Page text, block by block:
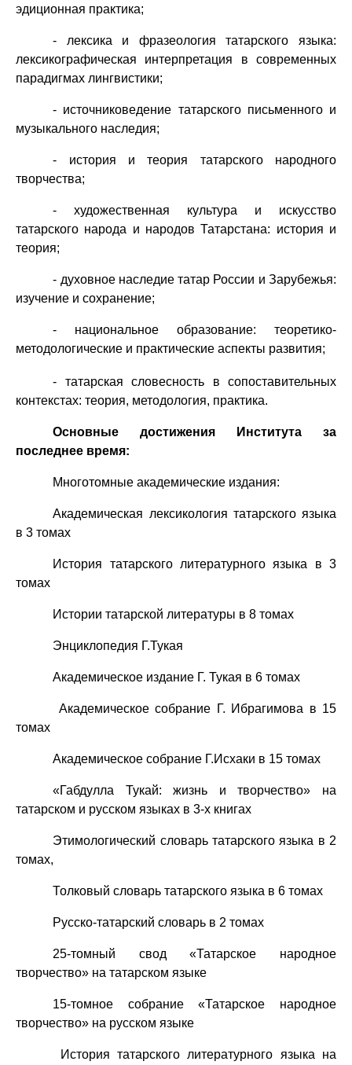
эдиционная практика;
- лексика и фразеология татарского языка:
лексикографическая интерпретация в современных
парадигмах лингвистики;
- источниковедение татарского письменного и
музыкального наследия;
- история и теория татарского народного
творчества;
- художественная культура и искусство
татарского народа и народов Татарстана: история и
теория;
- духовное наследие татар России и Зарубежья:
изучение и сохранение;
- национальное образование: теоретико-
методологические и практические аспекты развития;
- татарская словесность в сопоставительных
контекстах: теория, методология, практика.
Основные достижения Института за
последнее время:
Многотомные академические издания:
Академическая лексикология татарского языка
в 3 томах
История татарского литературного языка в 3
томах
Истории татарской литературы в 8 томах
Энциклопедия Г.Тукая
Академическое издание Г. Тукая в 6 томах
Академическое собрание Г. Ибрагимова в 15
томах
Академическое собрание Г.Исхаки в 15 томах
«Габдулла Тукай: жизнь и творчество» на
татарском и русском языках в 3-х книгах
Этимологический словарь татарского языка в 2
томах,
Толковый словарь татарского языка в 6 томах
Русско-татарский словарь в 2 томах
25-томный свод «Татарское народное
творчество» на татарском языке
15-томное собрание «Татарское народное
творчество» на русском языке
История татарского литературного языка на